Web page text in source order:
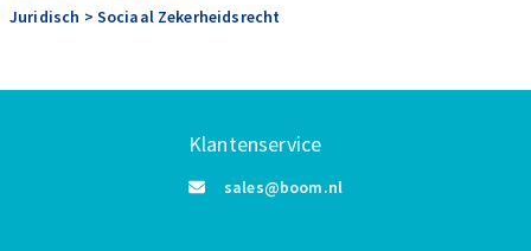
Juridisch > Sociaal Zekerheidsrecht
Klantenservice
sales@boom.nl